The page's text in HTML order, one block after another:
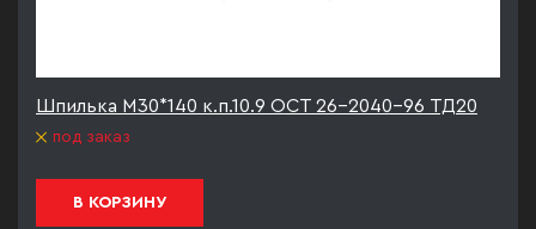
Шпилька М30*140 к.п.10.9 ОСТ 26-2040-96 ТД20
под заказ
В КОРЗИНУ